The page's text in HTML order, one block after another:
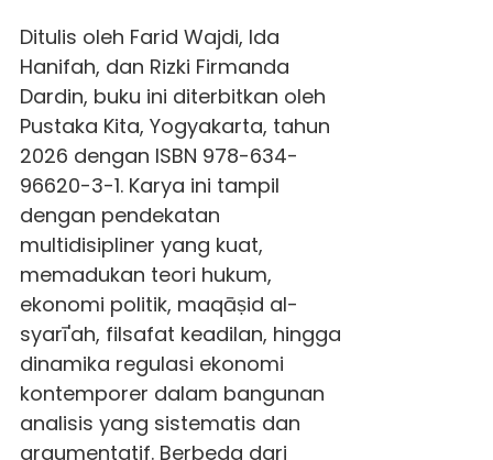
Ditulis oleh Farid Wajdi, Ida
Hanifah, dan Rizki Firmanda
Dardin, buku ini diterbitkan oleh
Pustaka Kita, Yogyakarta, tahun
2026 dengan ISBN 978-634-
96620-3-1. Karya ini tampil
dengan pendekatan
multidisipliner yang kuat,
memadukan teori hukum,
ekonomi politik, maqāṣid al-
syarī'ah, filsafat keadilan, hingga
dinamika regulasi ekonomi
kontemporer dalam bangunan
analisis yang sistematis dan
argumentatif. Berbeda dari